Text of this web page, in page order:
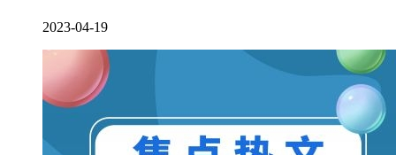
2023-04-19